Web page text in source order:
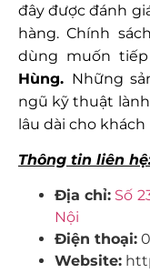
đây được đánh
hàng. Chính
dùng muốn
Hùng. Những
ngũ kỹ thuật
lâu dài cho khách
Thông tin liên
Địa chỉ: Số
Nội
Điện thoại:
Website: